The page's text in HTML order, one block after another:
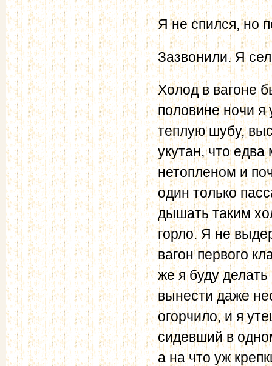
Я не спился, но
Зазвонили. Я
Холод в вагоне
половине ночи я
теплую шубу,
укутан, что едва
нетопленом и
один только
дышать таким
горло. Я не
вагон первого
же я буду делать
вынести даже
огорчило, и я
сидевший в
а на что уж